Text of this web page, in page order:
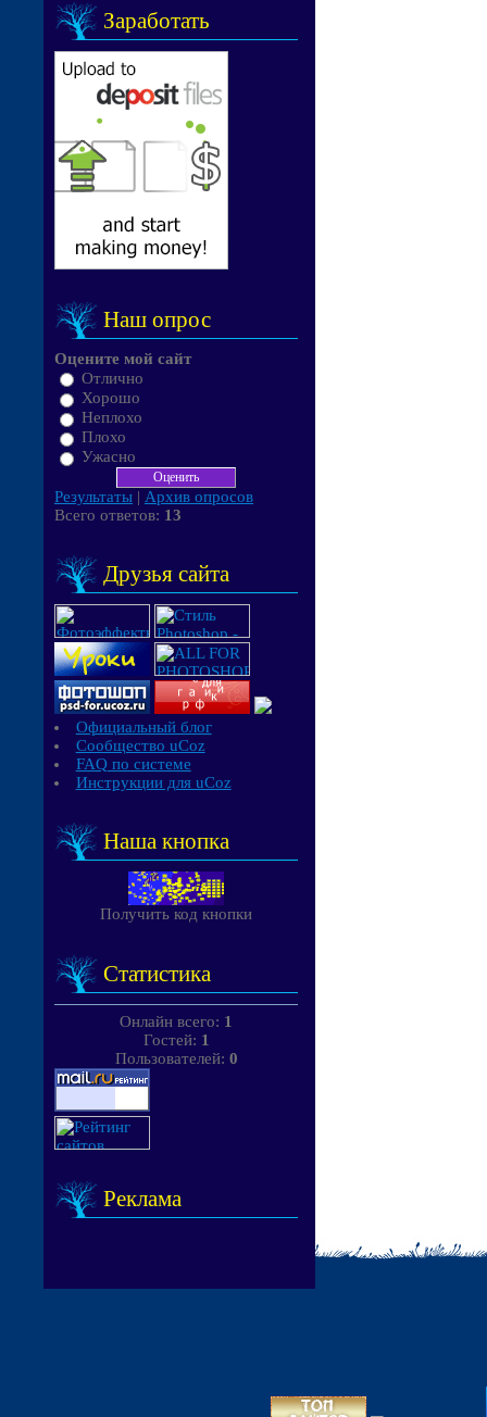
Заработать
Наш опрос
Оцените мой сайт
Отлично
Хорошо
Неплохо
Плохо
Ужасно
Результаты | Архив опросов
Всего ответов: 13
Друзья сайта
Официальный блог
Сообщество uCoz
FAQ по системе
Инструкции для uCoz
Наша кнопка
Получить код кнопки
Статистика
Онлайн всего: 1
Гостей: 1
Пользователей: 0
Реклама